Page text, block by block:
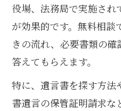
役場、法務局で実施され
が効果的です。無料相
きの流れ、必要書類の
答えてもらえます。
特に、遺言書を探す方法
書遺言の保管証明請求な